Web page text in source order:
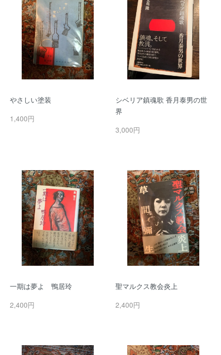
やさしい塗装
1,400円
シベリア鎮魂歌 香月泰男の世
界
3,000円
一期は夢よ 鴨居玲
2,400円
聖マルクス教会炎上
2,400円